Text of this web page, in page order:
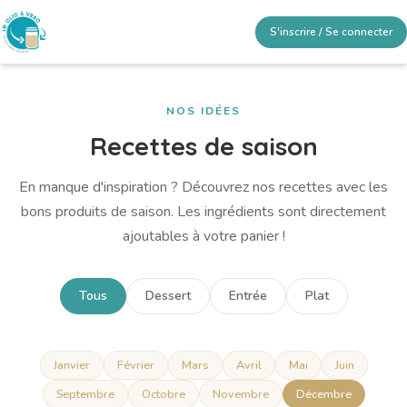
S'inscrire / Se connecter
NOS IDÉES
Recettes de saison
En manque d'inspiration ? Découvrez nos recettes avec les
bons produits de saison. Les ingrédients sont directement
ajoutables à votre panier !
Tous Dessert Entrée Plat
Janvier Février Mars Avril Mai
Juin
Septembre
Octobre Novembre Décembre